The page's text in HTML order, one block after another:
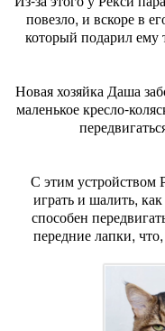
повезло, и вскоре в
который подарил ему
Новая хозяйка Даша
маленькое кресло-
С этим устройством
играть и шалить,
способен
передние лапки,